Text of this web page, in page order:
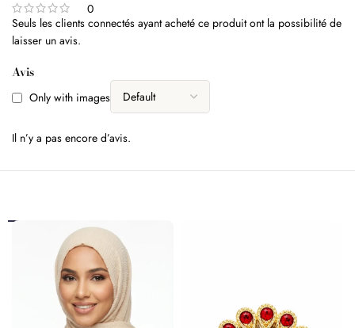
0
Avis
Only with images
Il n’y a pas encore d’avis.
Seuls les clients connectés ayant acheté ce produit ont la possibilité de
laisser un avis.